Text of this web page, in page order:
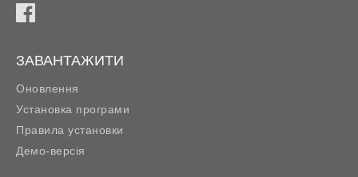
ЗАВАНТАЖИТИ
Оновлення
Установка програми
Правила установки
Демо-версія